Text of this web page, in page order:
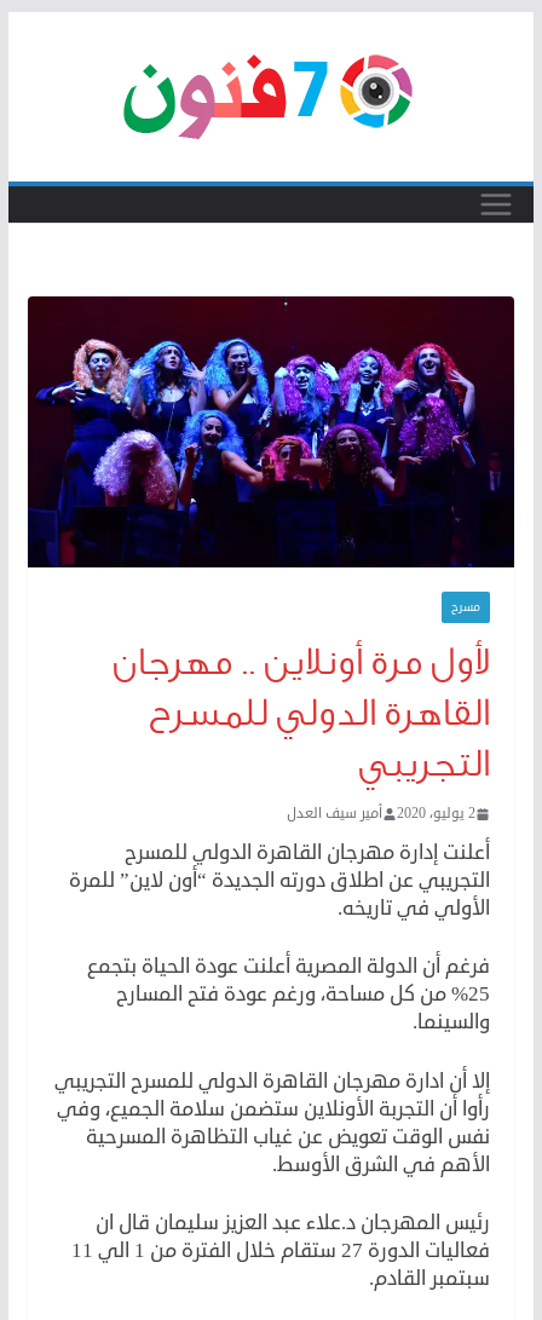
مسرح
لأول مرة أونلاين .. مهرجان
القاهرة الدولي للمسرح
التجريبي
2 يوليو، 2020 أمير سيف العدل
أعلنت إدارة مهرجان القاهرة الدولي للمسرح
التجريبي عن اطلاق دورته الجديدة “أون لاين” للمرة
الأولي في تاريخه.
فرغم أن الدولة المصرية أعلنت عودة الحياة بتجمع
25% من كل مساحة، ورغم عودة فتح المسارح
والسينما.
إلا أن ادارة مهرجان القاهرة الدولي للمسرح التجريبي
رأوا أن التجربة الأونلاين ستضمن سلامة الجميع، وفي
نفس الوقت تعويض عن غياب التظاهرة المسرحية
الأهم في الشرق الأوسط.
رئيس المهرجان د.علاء عبد العزيز سليمان قال ان
فعاليات الدورة 27 ستقام خلال الفترة من 1 الي 11
سبتمبر القادم.